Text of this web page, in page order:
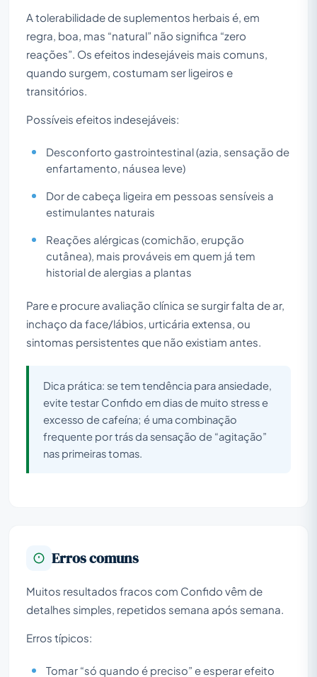
A tolerabilidade de suplementos herbais é, em
regra, boa, mas “natural” não significa “zero
reações”. Os efeitos indesejáveis mais comuns,
quando surgem, costumam ser ligeiros e
transitórios.
Possíveis efeitos indesejáveis:
Desconforto gastrointestinal (azia, sensação de
enfartamento, náusea leve)
Dor de cabeça ligeira em pessoas sensíveis a
estimulantes naturais
Reações alérgicas (comichão, erupção
cutânea), mais prováveis em quem já tem
historial de alergias a plantas
Pare e procure avaliação clínica se surgir falta de ar,
inchaço da face/lábios, urticária extensa, ou
sintomas persistentes que não existiam antes.
Dica prática: se tem tendência para ansiedade,
evite testar Confido em dias de muito stress e
excesso de cafeína; é uma combinação
frequente por trás da sensação de “agitação”
nas primeiras tomas.
Erros comuns
Muitos resultados fracos com Confido vêm de
detalhes simples, repetidos semana após semana.
Erros típicos:
Tomar “só quando é preciso” e esperar efeito